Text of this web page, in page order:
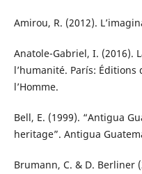
Amirou, R. (2012).
Anatole-Gabriel, I. (2016).
l’humanité. París: Éditions
l’Homme.
Bell, E. (1999). “Antigua
heritage”. Antigua
Brumann, C. & D. Berliner